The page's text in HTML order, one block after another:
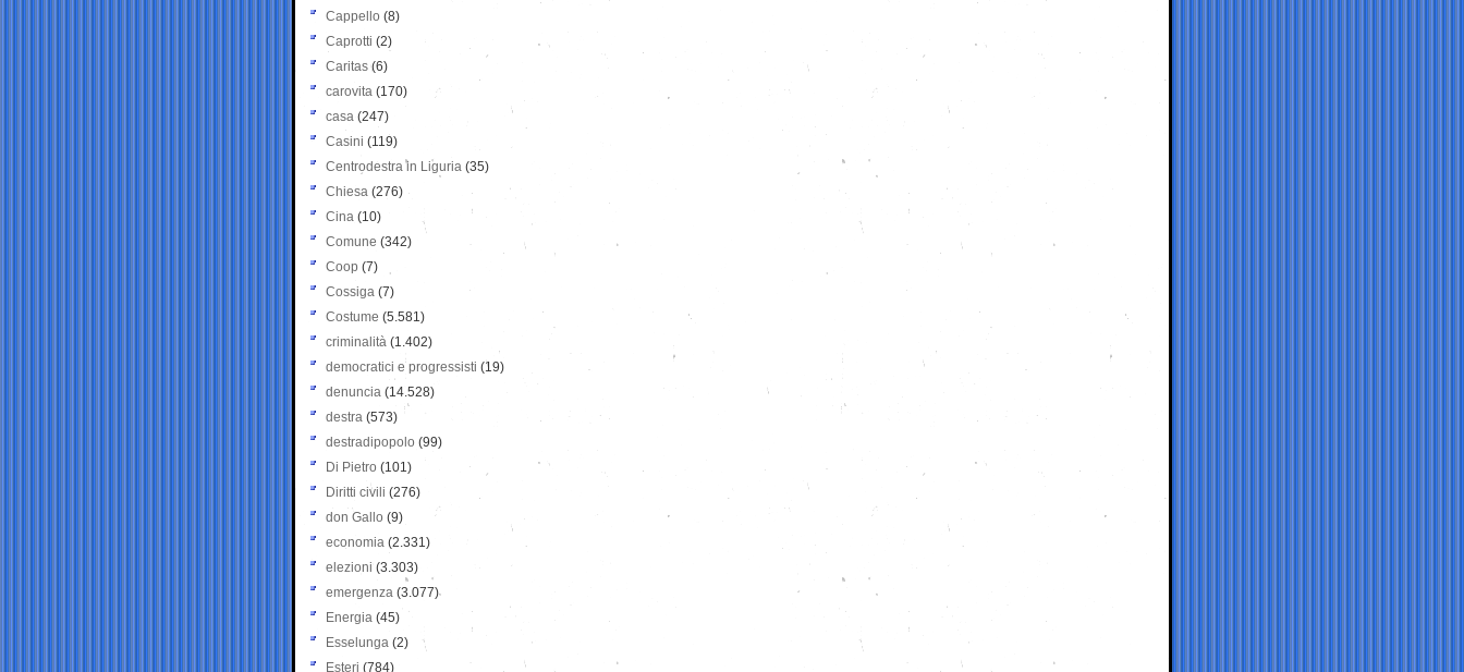
Cappello (8)
Caprotti (2)
Caritas (6)
carovita (170)
casa (247)
Casini (119)
Centrodestra in Liguria (35)
Chiesa (276)
Cina (10)
Comune (342)
Coop (7)
Cossiga (7)
Costume (5.581)
criminalità (1.402)
democratici e progressisti (19)
denuncia (14.528)
destra (573)
destradipopolo (99)
Di Pietro (101)
Diritti civili (276)
don Gallo (9)
economia (2.331)
elezioni (3.303)
emergenza (3.077)
Energia (45)
Esselunga (2)
Esteri (784)